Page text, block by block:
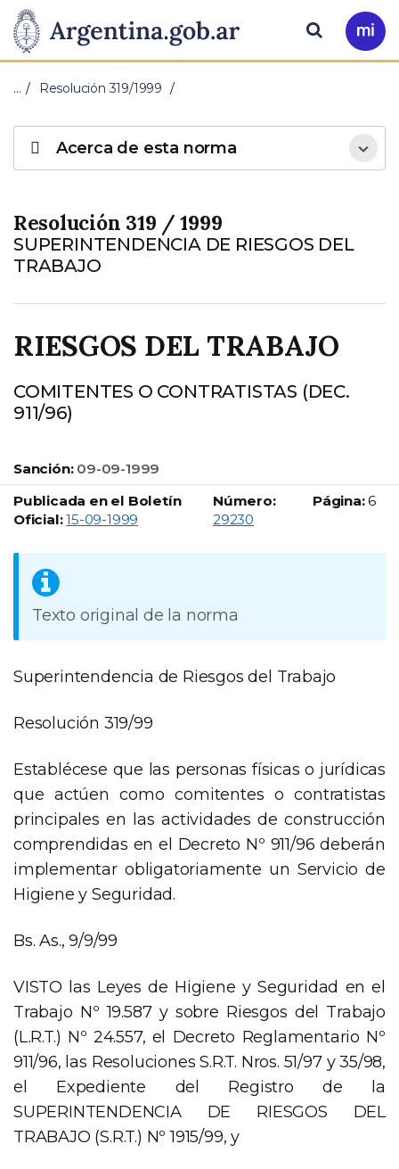
Presidencia
de
Nación
Pasar al contenido principal
Ir
a
Buscar
… Resolución 319/1999
Resolución 319 / 1999
SUPERINTENDENCIA DE RIESGOS DEL
TRABAJO
RIESGOS DEL TRABAJO
COMITENTES O CONTRATISTAS (DEC.
911/96)
Sanción: 09-09-1999
Publicada en el Boletín
Oficial: 15-09-1999
Número:
Boletín Oficial número:
29230
Página: 6
Texto original de la norma
Superintendencia de Riesgos del Trabajo
Resolución 319/99
Establécese que las personas físicas o jurídicas
que actúen como comitentes o contratistas
principales en las actividades de construcción
comprendidas en el Decreto Nº 911/96 deberán
implementar obligatoriamente un Servicio de
Higiene y Seguridad.
Bs. As., 9/9/99
VISTO las Leyes de Higiene y Seguridad en el
Trabajo Nº 19.587 y sobre Riesgos del Trabajo
(L.R.T.) Nº 24.557, el Decreto Reglamentario Nº
911/96, las Resoluciones S.R.T. Nros. 51/97 y 35/98,
el Expediente del Registro de la
SUPERINTENDENCIA DE RIESGOS DEL
TRABAJO (S.R.T.) Nº 1915/99, y
Acerca de esta norma